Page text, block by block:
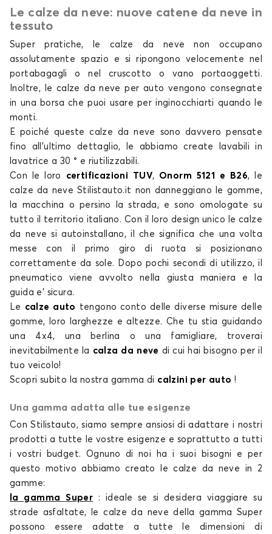
Calze da neve per OPEL ASTRA
Calze da neve per OPEL CALIBRA
CASCADA
Calze da neve per OPEL COMBO LIFE
COMBO TOUR
Le calze da neve: nuove catene da neve in
tessuto
Super pratiche, le calze da neve non
occupano
assolutamente spazio e si ripongono velocemente nel
portabagagli o nel cruscotto o vano portaoggetti.
Inoltre, le calze da neve per auto vengono consegnate
in una borsa che puoi usare per inginocchiarti quando le
monti.
E poiché questecalze da neve
sono davvero pensate
fino all’ultimo dettaglio, le abbiamo create lavabili in
lavatrice a 30 ° e riutilizzabili.
Con le loro certificazioni TUV, Onorm 5121 e B26, le
calze da neve Stilistauto.it non danneggiano le gomme,
la macchina o persino la strada, e sono omologate su
tutto il territorio italiano . Con il loro design unico lecalze
da neve si autoinstallano, il che significa che una volta
messe con il primo giro di ruota si posizionano
correttamente da sole. Dopo pochi secondi di utilizzo, il
pneumatico viene avvolto nella giusta maniera e la
guida e’ sicura.
Le calze auto tengono conto delle diverse misure delle
gomme, loro larghezze e altezze. Che tu stia guidando
una 4x4, una berlina o una famigliare, troverai
inevitabilmente la calza da neve di cui hai bisogno per il
tuo veicolo!
Scopri subito la nostra gamma di calzini per auto !
Una gamma adatta alle tue esigenze
Con Stilistauto, siamo sempre ansiosi di adattare i nostri
prodotti a tutte le vostre esigenze e soprattutto a tutti
i vostri budget. Ognuno di noi ha i suoi bisogni e per
questo motivo abbiamo creato lecalze da neve in 2
gamme:
la gamma Super : ideale se si desidera viaggiare su
strade asfaltate, lecalze da neve della gamma Super
possono essere adatte a tutte le dimensioni di